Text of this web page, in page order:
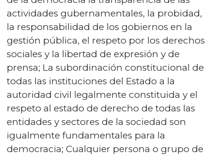
actividades gubernamentales, la probidad,
la responsabilidad de los gobiernos en la
gestión pública, el respeto por los derechos
sociales y la libertad de expresión y de
prensa; La subordinación constitucional de
todas las instituciones del Estado a la
autoridad civil legalmente constituida y el
respeto al estado de derecho de todas las
entidades y sectores de la sociedad son
igualmente fundamentales para la
democracia; Cualquier persona o grupo de